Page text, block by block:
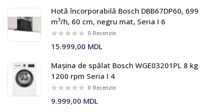
Hotă încorporabilă Bosch DBB67DP60, 699
m³/h, 60 cm, negru mat, Seria I 6
0 Recenzie
15.999,00 MDL
Mașina de spălat Bosch WGE03201PL 8 kg
1200 rpm Seria I 4
0 Recenzie
9.999,00 MDL